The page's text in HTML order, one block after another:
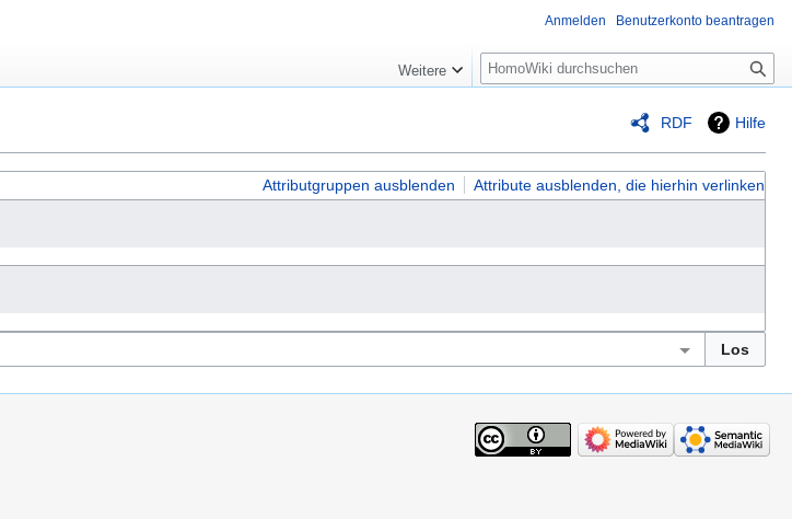
RDF Hilfe
Attributgruppen ausblenden Attribute ausblenden, die hierhin verlinken
Anmelden Benutzerkonto beantragen
Weitere
Suche